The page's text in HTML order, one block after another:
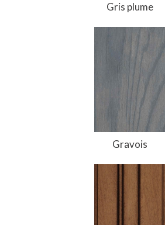
Gris plume
Gravois